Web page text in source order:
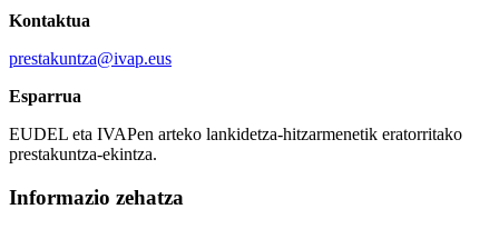
Kontaktua
prestakuntza@ivap.eus
Esparrua
EUDEL eta IVAPen arteko lankidetza-hitzarmenetik eratorritako
prestakuntza-ekintza.
Informazio zehatza